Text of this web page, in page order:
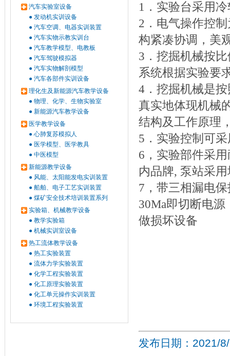
汽车实验室设备
● 发动机实训设备
● 汽车空调、电器实训装置
● 汽车实物示教实训台
● 汽车教学模型、电教板
● 汽车驾驶模拟器
● 汽车实物解剖模型
● 汽车各部件实训设备
理化生及新能源汽车教学设备
● 物理、化学、生物实验室
● 新能源汽车教学设备
医学教学设备
● 心肺复苏模拟人
● 医学模型、医学教具
● 中医模型
新能源教学设备
● 风能、太阳能发电实训装置
● 船舶、电子工艺实训装置
● 煤矿安全技术培训装置系列
实验箱、机械教学设备
● 教学实验箱
● 机械实训室设备
热工流体教学设备
● 热工实验装置
● 流体力学实验装置
● 化学工程实验装置
● 化工原理实验装置
● 化工单元操作实训装置
● 环境工程实验装置
1．实验台采用
2．电气操作控
构紧凑协调，美
3．挖掘机械按
系统根据实验要
4．挖掘机械是
真实地体现机械
结构及工作原理
5．实验控制可
6，实验部件采
内品牌, 泵站采
7，带三相漏电
30Ma即切断电
做损坏设备
发布日期：2021/